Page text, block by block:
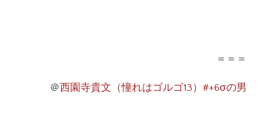
＝＝＝
＠西園寺貴文（憧れはゴルゴ13）#+6σの男